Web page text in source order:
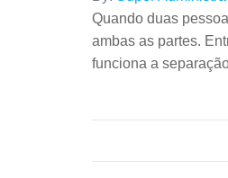
Quando duas
ambas as partes.
funciona a